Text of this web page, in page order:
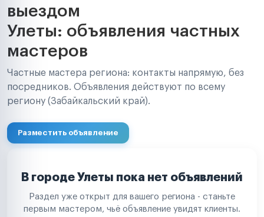
выездом
Улеты: объявления частных
мастеров
Частные мастера региона: контакты напрямую, без
посредников. Объявления действуют по всему
региону (Забайкальский край).
Разместить объявление
В городе Улеты пока нет объявлений
Раздел уже открыт для вашего региона - станьте
первым мастером, чьё объявление увидят клиенты.